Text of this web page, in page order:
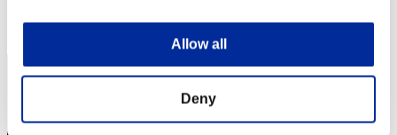
Allow all
Deny